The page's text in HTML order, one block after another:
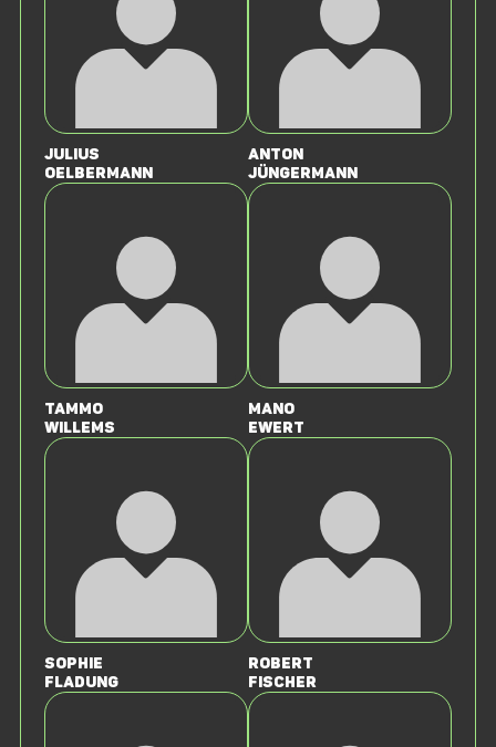
Julius
Oelbermann
Anton
Jüngermann
Tammo
Willems
Mano
Ewert
Sophie
Fladung
Robert
Fischer